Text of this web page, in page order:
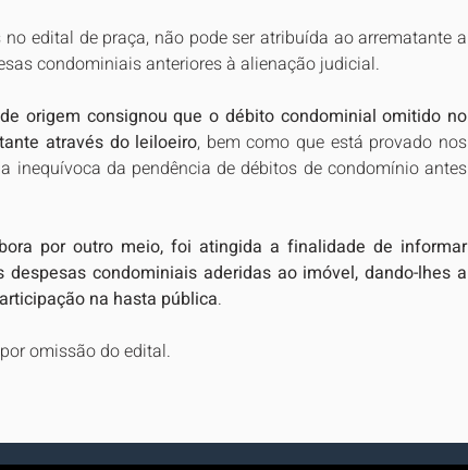
edital de praça, não pode ser atribuída ao arrematante a
condominiais anteriores à alienação judicial.
origem consignou que o débito condominial omitido no
através do leiloeiro, bem como que está provado nos
inequívoca da pendência de débitos de condomínio antes
por outro meio, foi atingida a finalidade de informar
condominiais aderidas ao imóvel, dando-lhes a
na hasta pública.
omissão do edital.